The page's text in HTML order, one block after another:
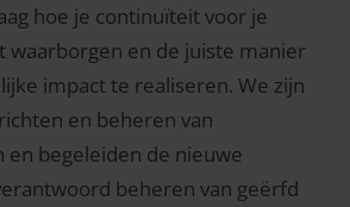
hoe je continuïteit voor je
en de juiste manier
impact te realiseren. We zijn
en beheren van
begeleiden de nieuwe
beheren van geërfd